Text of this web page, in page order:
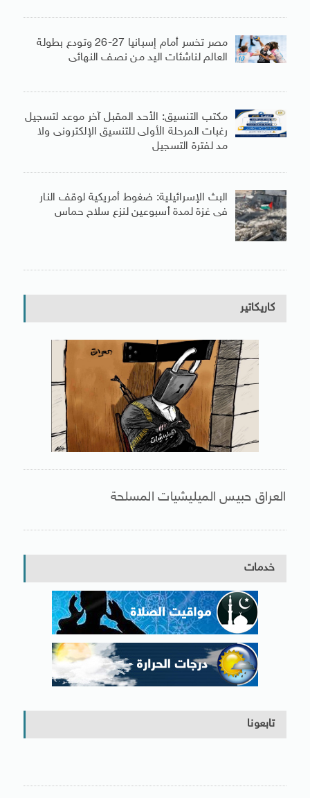
مصر تخسر أمام إسبانيا 27-26 وتودع بطولة
العالم لناشئات اليد من نصف النهائى
مكتب التنسيق: الأحد المقبل آخر موعد لتسجيل
رغبات المرحلة الأولى للتنسيق الإلكترونى ولا
مد لفترة التسجيل
البث الإسرائيلية: ضغوط أمريكية لوقف النار
فى غزة لمدة أسبوعين لنزع سلاح حماس
كاريكاتير
العراق حبيس الميليشيات المسلحة
خدمات
تابعونا